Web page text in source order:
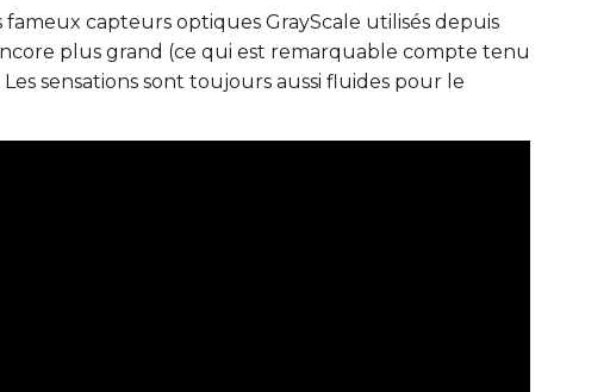
capteurs optiques GrayScale utilisés depuis
plus grand (ce qui est remarquable compte tenu
sensations sont toujours aussi fluides pour le